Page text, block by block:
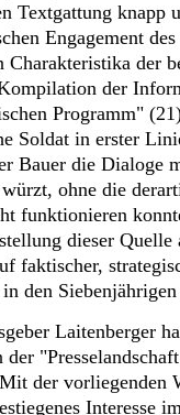
Textgattung knapp
Engagement
Charakteristika der
der
Programm"
Soldat in erster
Bauer die Dialoge
ohne die
funktionieren
dieser
faktischer,
den
Laitenberger
der
der vorliegenden
Interesse